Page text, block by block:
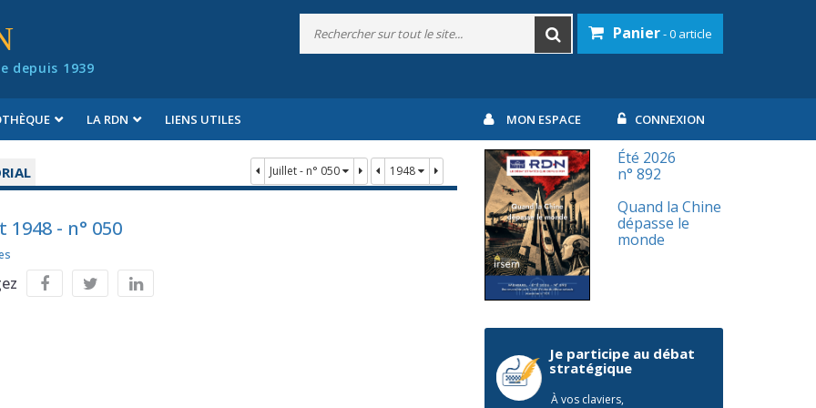
depuis 1939
Panier- 0 article
LA RDN LIENS UTILES MON ESPACE CONNEXION
Juillet - n° 050 1948
1948 - n° 050
Été 2026
n° 892
Quand la Chine
dépasse le
monde
Je participe au débat
stratégique
À vos claviers,